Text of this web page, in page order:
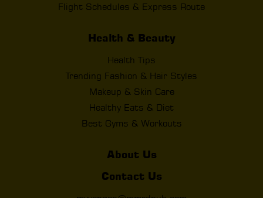
Flight Schedules & Express Route
Health & Beauty
Health Tips
Trending Fashion & Hair Styles
Makeup & Skin Care
Healthy Eats & Diet
Best Gyms & Workouts
About Us
Contact Us